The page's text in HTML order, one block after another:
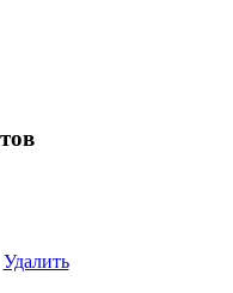
Удалить